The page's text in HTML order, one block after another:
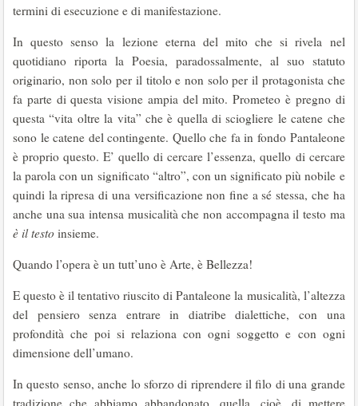
termini di esecuzione e di manifestazione.
In questo senso la lezione eterna del mito che si rivela nel
quotidiano riporta la Poesia, paradossalmente, al suo statuto
originario, non solo per il titolo e non solo per il protagonista che
fa parte di questa visione ampia del mito. Prometeo è pregno di
questa “vita oltre la vita” che è quella di sciogliere le catene che
sono le catene del contingente. Quello che fa in fondo Pantaleone
è proprio questo. E’ quello di cercare l’essenza, quello di cercare
la parola con un significato “altro”, con un significato più nobile e
quindi la ripresa di una versificazione non fine a sé stessa, che ha
anche una sua intensa musicalità che non accompagna il testo ma
è il testo insieme.
Quando l’opera è un tutt’uno è Arte, è Bellezza!
E questo è il tentativo riuscito di Pantaleone la musicalità, l’altezza
del pensiero senza entrare in diatribe dialettiche, con una
profondità che poi si relaziona con ogni soggetto e con ogni
dimensione dell’umano.
In questo senso, anche lo sforzo di riprendere il filo di una grande
tradizione che abbiamo abbandonato, quella, cioè, di mettere